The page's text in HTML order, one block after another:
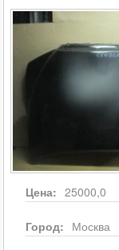
Цена: 25000,0
Город: Москва